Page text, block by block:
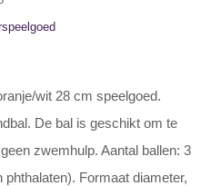
wit 28 cm speelgoed.
De bal is geschikt om te
zwemhulp. Aantal ballen: 3
Formaat diameter,